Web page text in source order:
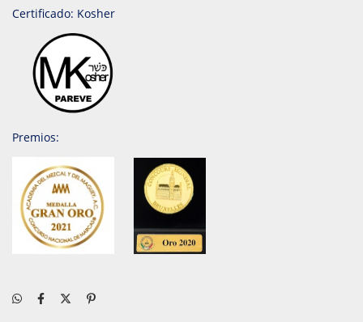
Certificado: Kosher
Premios: